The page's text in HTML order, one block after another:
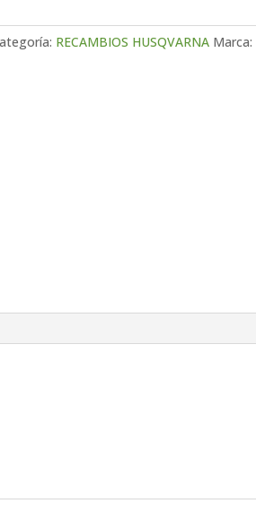
RECAMBIOS HUSQVARNA Marca: